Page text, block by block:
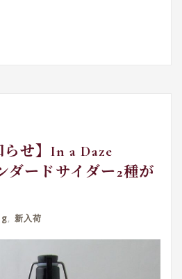
らせ】In a Daze
ダードサイダー2種が
, 新入荷